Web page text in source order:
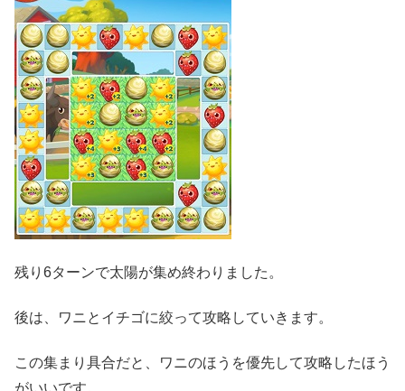
残り6ターンで太陽が集め終わりました。
後は、ワニとイチゴに絞って攻略していきます。
この集まり具合だと、ワニのほうを優先して攻略したほう